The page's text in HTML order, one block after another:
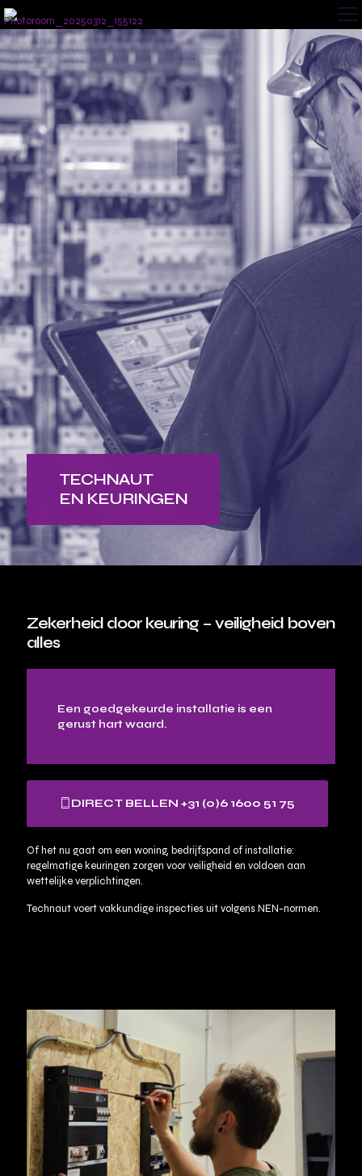
TECHNAUT
EN KEURINGEN
Zekerheid door keuring – veiligheid boven
alles
Een goedgekeurde installatie is een
gerust hart waard.
DIRECT BELLEN +31 (0)6 1600 51 75
Of het nu gaat om een woning, bedrijfspand of installatie:
regelmatige keuringen zorgen voor veiligheid en voldoen aan
wettelijke verplichtingen.
Technaut voert vakkundige inspecties uit volgens NEN-normen.